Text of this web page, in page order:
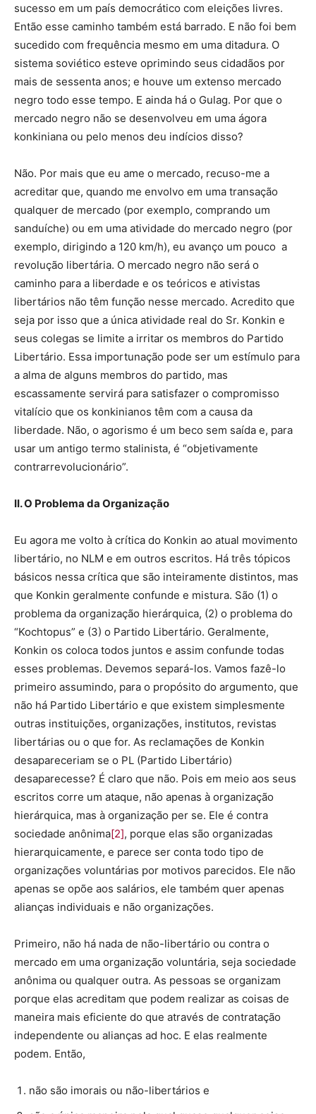
sucesso em um país democrático com eleições livres.
Então esse caminho também está barrado. E não foi bem
sucedido com frequência mesmo em uma ditadura. O
sistema soviético esteve oprimindo seus cidadãos por
mais de sessenta anos; e houve um extenso mercado
negro todo esse tempo. E ainda há o Gulag. Por que o
mercado negro não se desenvolveu em uma ágora
konkiniana ou pelo menos deu indícios disso?
Não. Por mais que eu ame o mercado, recuso-me a
acreditar que, quando me envolvo em uma transação
qualquer de mercado (por exemplo, comprando um
sanduíche) ou em uma atividade do mercado negro (por
exemplo, dirigindo a 120 km/h), eu avanço um pouco a
revolução libertária. O mercado negro não será o
caminho para a liberdade e os teóricos e ativistas
libertários não têm função nesse mercado. Acredito que
seja por isso que a única atividade real do Sr. Konkin e
seus colegas se limite a irritar os membros do Partido
Libertário. Essa importunação pode ser um estímulo para
a alma de alguns membros do partido, mas
escassamente servirá para satisfazer o compromisso
vitalício que os konkinianos têm com a causa da
liberdade. Não, o agorismo é um beco sem saída e, para
usar um antigo termo stalinista, é “objetivamente
contrarrevolucionário”.
II. O Problema da Organização
Eu agora me volto à crítica do Konkin ao atual movimento
libertário, no NLM e em outros escritos. Há três tópicos
básicos nessa crítica que são inteiramente distintos, mas
que Konkin geralmente confunde e mistura. São (1) o
problema da organização hierárquica, (2) o problema do
“Kochtopus” e (3) o Partido Libertário. Geralmente,
Konkin os coloca todos juntos e assim confunde todas
esses problemas. Devemos separá-los. Vamos fazê-lo
primeiro assumindo, para o propósito do argumento, que
não há Partido Libertário e que existem simplesmente
outras instituições, organizações, institutos, revistas
libertárias ou o que for. As reclamações de Konkin
desapareceriam se o PL (Partido Libertário)
desaparecesse? É claro que não. Pois em meio aos seus
escritos corre um ataque, não apenas à organização
hierárquica, mas à organização per se. Ele é contra
sociedade anônima[2], porque elas são organizadas
hierarquicamente, e parece ser conta todo tipo de
organizações voluntárias por motivos parecidos. Ele não
apenas se opõe aos salários, ele também quer apenas
alianças individuais e não organizações.
Primeiro, não há nada de não-libertário ou contra o
mercado em uma organização voluntária, seja sociedade
anônima ou qualquer outra. As pessoas se organizam
porque elas acreditam que podem realizar as coisas de
maneira mais eficiente do que através de contratação
independente ou alianças ad hoc. E elas realmente
podem. Então,
não são imorais ou não-libertários e